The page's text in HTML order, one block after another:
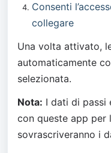
Consenti
collegare
Una volta attivato,
automaticamente
selezionata.
Nota: I dati di passi
con queste app per
sovrascriveranno i